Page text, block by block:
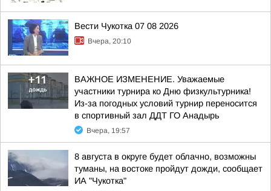
Вести Чукотка 07 08 2026
Вчера, 20:10
ВАЖНОЕ ИЗМЕНЕНИЕ. Уважаемые
участники турнира ко Дню физкультурника!
Из-за погодных условий турнир переносится
в спортивный зал ДДТ ГО Анадырь
Вчера, 19:57
8 августа в округе будет облачно, возможны
туманы, на востоке пройдут дожди, сообщает
ИА "Чукотка"